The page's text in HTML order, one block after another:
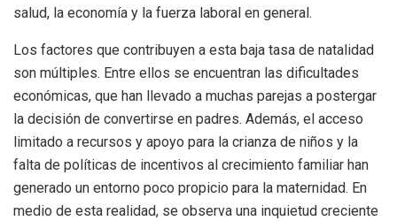
salud, la economía y la fuerza laboral en general.
Los factores que contribuyen a esta baja tasa de natalidad
son múltiples. Entre ellos se encuentran las dificultades
económicas, que han llevado a muchas parejas a postergar
la decisión de convertirse en padres. Además, el acceso
limitado a recursos y apoyo para la crianza de niños y la
falta de políticas de incentivos al crecimiento familiar han
generado un entorno poco propicio para la maternidad. En
medio de esta realidad, se observa una inquietud creciente